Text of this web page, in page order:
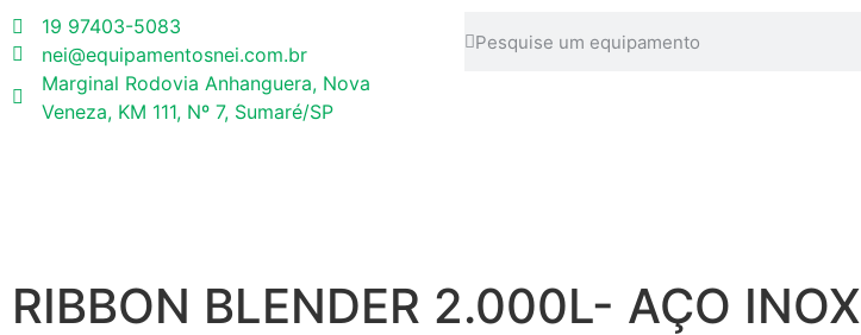
19 97403-5083
nei@equipamentosnei.com.br
Marginal Rodovia Anhanguera, Nova
Veneza, KM 111, Nº 7, Sumaré/SP
RIBBON BLENDER 2.000L- AÇO INOX